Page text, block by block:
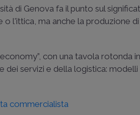
di Genova fa il punto sul
l'ittica, ma anche la produzione
con una tavola rotonda
servizi e della logistica: modelli
commercialista